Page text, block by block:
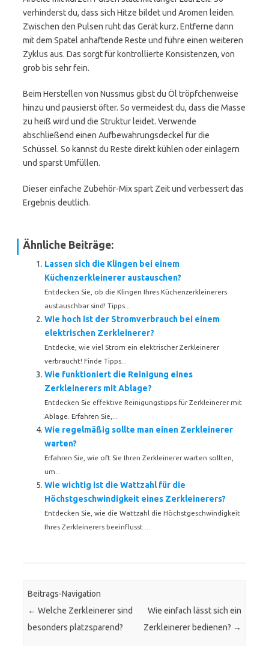
verhinderst du, dass sich Hitze bildet und Aromen leiden.
Zwischen den Pulsen ruht das Gerät kurz. Entferne dann
mit dem Spatel anhaftende Reste und führe einen weiteren
Zyklus aus. Das sorgt für kontrollierte Konsistenzen, von
grob bis sehr fein.
Beim Herstellen von Nussmus gibst du Öl tröpfchenweise
hinzu und pausierst öfter. So vermeidest du, dass die Masse
zu heiß wird und die Struktur leidet. Verwende
abschließend einen Aufbewahrungsdeckel für die
Schüssel. So kannst du Reste direkt kühlen oder einlagern
und sparst Umfüllen.
Dieser einfache Zubehör-Mix spart Zeit und verbessert das
Ergebnis deutlich.
Ähnliche Beiträge:
Lassen sich die Klingen bei einem
Küchenzerkleinerer austauschen?
Entdecken Sie, ob die Klingen Ihres Küchenzerkleinerers
austauschbar sind! Tipps...
Wie hoch ist der Stromverbrauch bei einem
elektrischen Zerkleinerer?
Entdecke, wie viel Strom ein elektrischer Zerkleinerer
verbraucht! Finde Tipps...
Wie funktioniert die Reinigung eines
Zerkleinerers mit Ablage?
Entdecken Sie effektive Reinigungstipps für Zerkleinerer mit
Ablage. Erfahren Sie,...
Wie regelmäßig sollte man einen Zerkleinerer
warten?
Erfahren Sie, wie oft Sie Ihren Zerkleinerer warten sollten,
um...
Wie wichtig ist die Wattzahl für die
Höchstgeschwindigkeit eines Zerkleinerers?
Entdecken Sie, wie die Wattzahl die Höchstgeschwindigkeit
Ihres Zerkleinerers beeinflusst....
Beitrags-Navigation
← Welche Zerkleinerer sind
besonders platzsparend?
Wie einfach lässt sich ein
Zerkleinerer bedienen? →